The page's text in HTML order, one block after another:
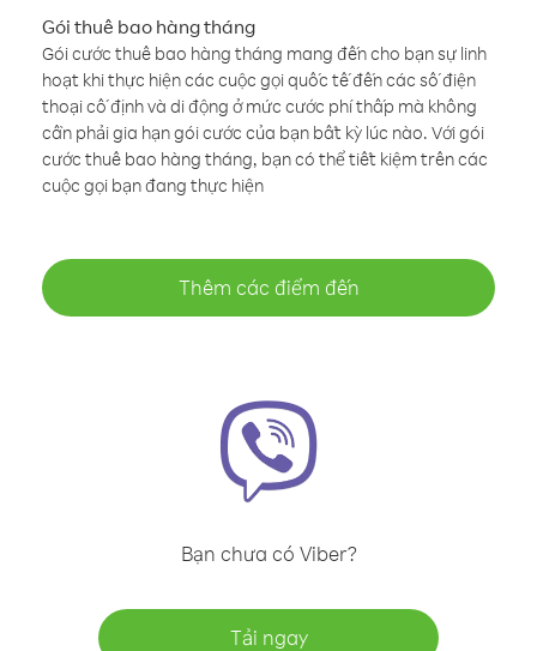
Gói thuê bao hàng tháng
Gói cước thuê bao hàng tháng mang đến cho bạn sự linh
hoạt khi thực hiện các cuộc gọi quốc tế đến các số điện
thoại cố định và di động ở mức cước phí thấp mà không
cần phải gia hạn gói cước của bạn bất kỳ lúc nào. Với gói
cước thuê bao hàng tháng, bạn có thể tiết kiệm trên các
cuộc gọi bạn đang thực hiện
Thêm các điểm đến
Bạn chưa có Viber?
Tải ngay